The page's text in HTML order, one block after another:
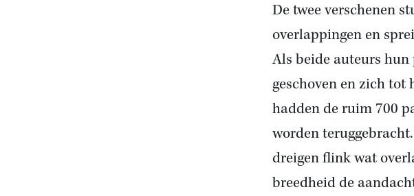
De twee verschenen
overlappingen en
Als beide auteurs
geschoven en zich
hadden de ruim 700
worden
dreigen flink wat
breedheid de